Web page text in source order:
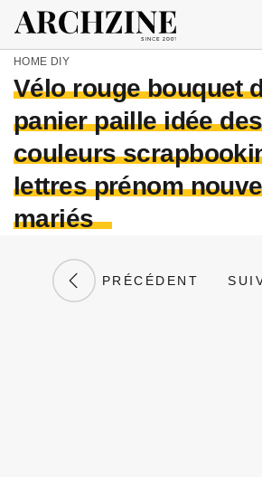
HOME DIY
Vélo rouge bouquet
panier paille idée
couleurs
lettres prénom
mariés
PRÉCÉDENT